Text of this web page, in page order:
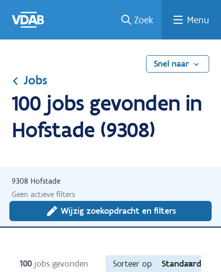
naar
een
een
job
naar
Zoek Menu
Snel naar
Jobs
100 jobs gevonden in
Hofstade (9308)
9308 Hofstade
Geen actieve filters
Wijzig zoekopdracht en filters
100 jobs gevonden Sorteer op Standaard